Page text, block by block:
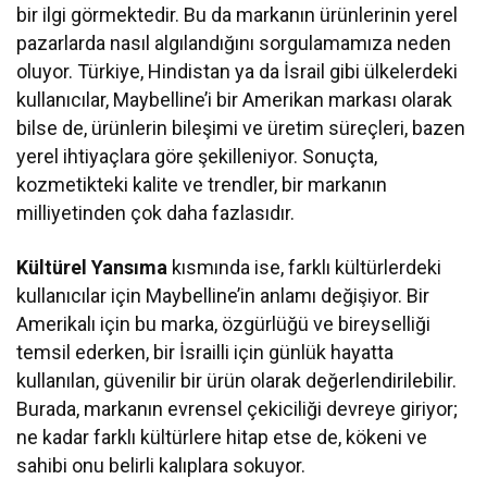
bir ilgi görmektedir. Bu da markanın ürünlerinin yerel
pazarlarda nasıl algılandığını sorgulamamıza neden
oluyor. Türkiye, Hindistan ya da İsrail gibi ülkelerdeki
kullanıcılar, Maybelline’i bir Amerikan markası olarak
bilse de, ürünlerin bileşimi ve üretim süreçleri, bazen
yerel ihtiyaçlara göre şekilleniyor. Sonuçta,
kozmetikteki kalite ve trendler, bir markanın
milliyetinden çok daha fazlasıdır.
Kültürel Yansıma kısmında ise, farklı kültürlerdeki
kullanıcılar için Maybelline’in anlamı değişiyor. Bir
Amerikalı için bu marka, özgürlüğü ve bireyselliği
temsil ederken, bir İsrailli için günlük hayatta
kullanılan, güvenilir bir ürün olarak değerlendirilebilir.
Burada, markanın evrensel çekiciliği devreye giriyor;
ne kadar farklı kültürlere hitap etse de, kökeni ve
sahibi onu belirli kalıplara sokuyor.